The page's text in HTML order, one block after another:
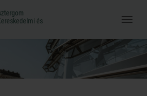
és
és
Menü